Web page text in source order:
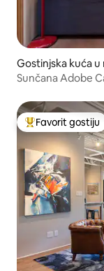
Gostinjska kuća u
Sunčana Adobe
Glavni favorit
Favorit gostiju